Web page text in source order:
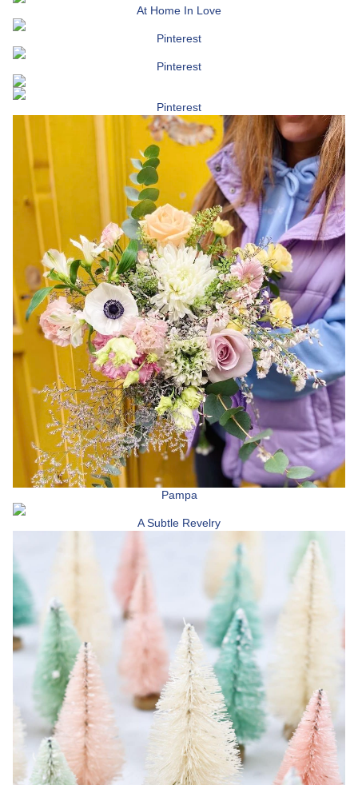
At Home In Love
Pinterest
Pinterest
Pinterest
Pampa
A Subtle Revelry